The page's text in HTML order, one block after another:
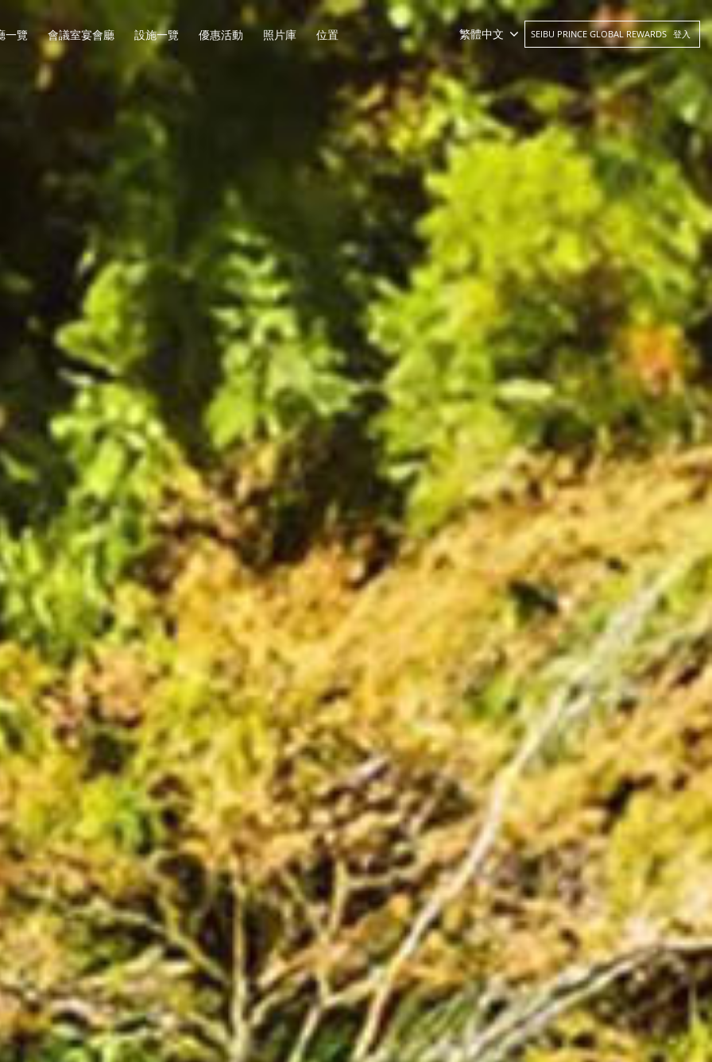
一覽 會議室宴會廳 設施一覽 優惠活動 照片庫 位置 繁體中文 SEIBU PRINCE GLOBAL REWARDS 登入